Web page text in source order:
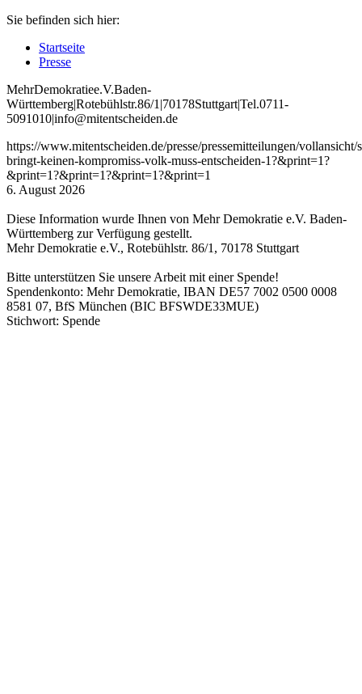
Sie befinden sich hier:
Startseite
Presse
MehrDemokratiee.V.Baden-
Württemberg|Rotebühlstr.86/1 |70178Stuttgart|Tel.0711-
5091010|info@mitentscheiden.de
https://www.mitentscheiden.de/presse/pressemitteilungen/vollansicht/
bringt-keinen-kompromiss-volk-muss-entscheiden-1?&print=1?
&print=1?&print=1?&print=1?&print=1
6. August 2026
Diese Information wurde Ihnen von Mehr Demokratie e.V. Baden-
Württemberg zur Verfügung gestellt.
Mehr Demokratie e.V., Rotebühlstr. 86/1, 70178 Stuttgart
Bitte unterstützen Sie unsere Arbeit mit einer Spende!
Spendenkonto: Mehr Demokratie, IBAN DE57 7002 0500 0008
8581 07, BfS München (BIC BFSWDE33MUE)
Stichwort: Spende